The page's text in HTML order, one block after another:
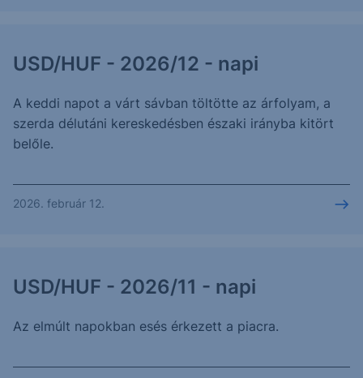
USD/HUF - 2026/12 - napi
A keddi napot a várt sávban töltötte az árfolyam, a
szerda délutáni kereskedésben északi irányba kitört
belőle.
2026. február 12.
USD/HUF - 2026/11 - napi
Az elmúlt napokban esés érkezett a piacra.